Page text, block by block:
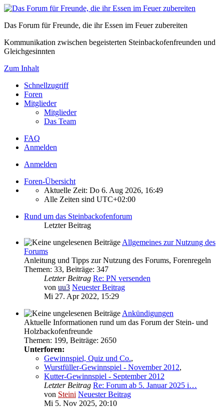
Das Forum für Freunde, die ihr Essen im Feuer zubereiten
Kommunikation zwischen begeisterten Steinbackofenfreunden und
Gleichgesinnten
Zum Inhalt
Schnellzugriff
Foren
Mitglieder
Mitglieder
Das Team
FAQ
Anmelden
Anmelden
Foren-Übersicht
Aktuelle Zeit: Do 6. Aug 2026, 16:49
Alle Zeiten sind UTC+02:00
Rund um das Steinbackofenforum
Letzter Beitrag
Allgemeines zur Nutzung des
Forums
Anleitung und Tipps zur Nutzung des Forums, Forenregeln
Themen: 33, Beiträge: 347
Letzter Beitrag Re: PN versenden
von uu3 Neuester Beitrag
Mi 27. Apr 2022, 15:29
Ankündigungen
Aktuelle Informationen rund um das Forum der Stein- und
Holzbackofenfreunde
Themen: 199, Beiträge: 2650
Unterforen:
Gewinnspiel, Quiz und Co.,
Wurstfüller-Gewinnspiel - November 2012,
Kutter-Gewinnspiel - September 2012
Letzter Beitrag Re: Forum ab 5. Januar 2025 i…
von Steini Neuester Beitrag
Mi 5. Nov 2025, 20:10